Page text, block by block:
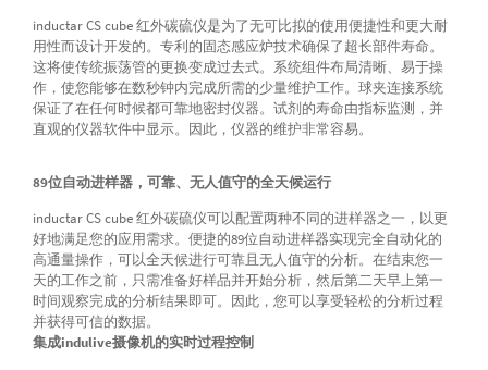
inductar CS cube 红外碳硫仪是为了无可比拟的使用便捷性和更大耐
用性而设计开发的。专利的固态感应炉技术确保了超长部件寿命。
这将使传统振荡管的更换变成过去式。系统组件布局清晰、易于操
作，使您能够在数秒钟内完成所需的少量维护工作。球夹连接系统
保证了在任何时候都可靠地密封仪器。试剂的寿命由指标监测，并
直观的仪器软件中显示。因此，仪器的维护非常容易。
89位自动进样器，可靠、无人值守的全天候运行
inductar CS cube 红外碳硫仪可以配置两种不同的进样器之一，以更
好地满足您的应用需求。便捷的89位自动进样器实现完全自动化的
高通量操作，可以全天候进行可靠且无人值守的分析。在结束您一
天的工作之前，只需准备好样品并开始分析，然后第二天早上第一
时间观察完成的分析结果即可。因此，您可以享受轻松的分析过程
并获得可信的数据。
集成indulive摄像机的实时过程控制